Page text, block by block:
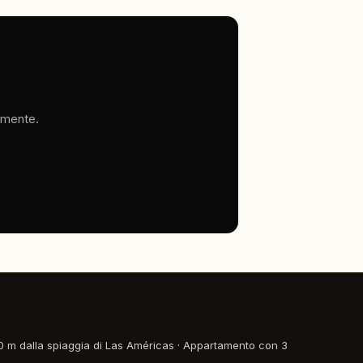
m dalla spiaggia di Las Américas · Appartamento con 3